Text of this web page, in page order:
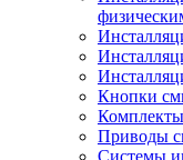
Кнопки
Приводы
Системы